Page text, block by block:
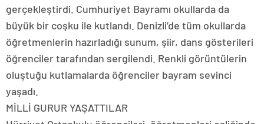
gerçekleştirdi. Cumhuriyet Bayramı okullarda da
büyük bir coşku ile kutlandı. Denizli’de tüm okullarda
öğretmenlerin hazırladığı sunum, şiir, dans gösterileri
öğrenciler tarafından sergilendi. Renkli görüntülerin
oluştuğu kutlamalarda öğrenciler bayram sevinci
yaşadı.
MİLLİ GURUR YAŞATTILAR